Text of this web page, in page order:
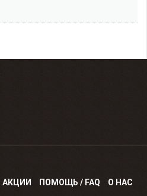
АКЦИИ ПОМОЩЬ / FAQ О НАС